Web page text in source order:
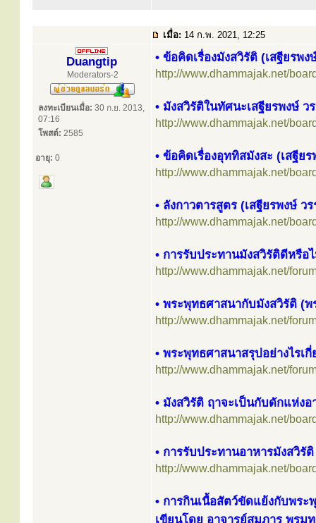
เมื่อ: 14 ก.พ. 2021, 12:25
Duangtip
Moderators-2
ลงทะเบียนเมื่อ: 30 ก.ย. 2013,
07:16
โพสต์: 2585
อายุ: 0
• ข้อคิดเรื่องมังสวิรัติ (เสฐียรพ
http://www.dhammajak.net/
• มังสวิรัติในทัศนะเสฐียรพงษ์ ว
http://www.dhammajak.net/
• ข้อคิดเรื่องอุททิสมังสะ (เสฐีย
http://www.dhammajak.net/
• ลังกาวตารสูตร (เสฐียรพงษ์ ว
http://www.dhammajak.net/
• การรับประทานมังสวิรัติดีหรือ
http://www.dhammajak.net/
• พระพุทธศาสนากับมังสวิรัติ
http://www.dhammajak.net/
• พระพุทธศาสนาสรุปอย่างไรเ
http://www.dhammajak.net/
• มังสวิรัติ ฤาจะเป็นกับดักแห่ง
http://www.dhammajak.net/
• การรับประทานอาหารมังสวิ
http://www.dhammajak.net/
• การกินเนื้อสัตว์ขัดแย้งกับพระ
เขียนโดย อาจารย์สมภาร พรม